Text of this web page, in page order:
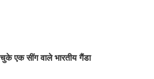
चुके एक सींग वाले भारतीय गैंडा